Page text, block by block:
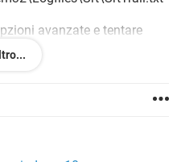
avanzate e tentare
un po si arresta e dice
il ripristino per un errore.